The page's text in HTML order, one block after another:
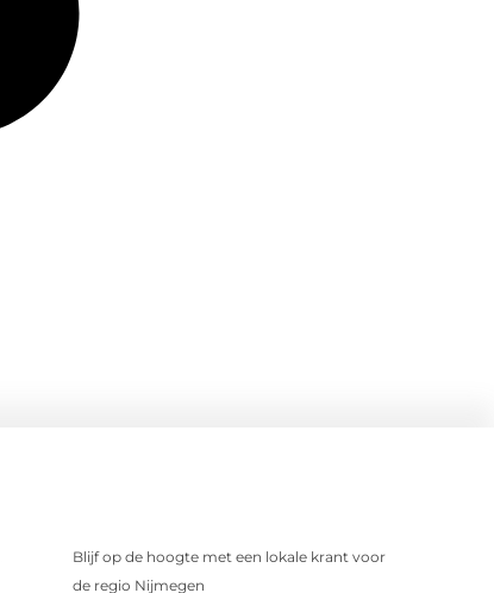
Blijf op de hoogte met een lokale krant voor
de regio Nijmegen